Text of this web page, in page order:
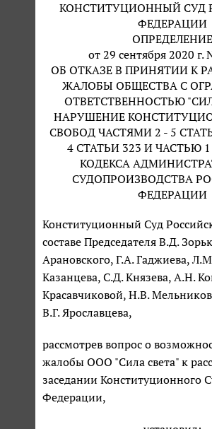
КОНСТИТУЦИОННЫЙ СУД
ФЕДЕРАЦИИ
ОПРЕДЕЛЕНИЕ
от 29 сентября 2020 г.
ОБ ОТКАЗЕ В ПРИНЯТИИ К
ЖАЛОБЫ ОБЩЕСТВА С
ОТВЕТСТВЕННОСТЬЮ
НАРУШЕНИЕ
СВОБОД ЧАСТЯМИ 2 - 5
4 СТАТЬИ 323 И ЧАСТЬЮ
КОДЕКСА
СУДОПРОИЗВОДСТВА
ФЕДЕРАЦИИ
Конституционный Суд
составе Председателя В.Д.
Арановского, Г.А. Гаджиева,
Казанцева, С.Д. Князева, А.Н.
Красавчиковой, Н.В.
В.Г. Ярославцева,
рассмотрев вопрос о
жалобы ООО "Сила света" к
заседании Конституционного
Федерации,